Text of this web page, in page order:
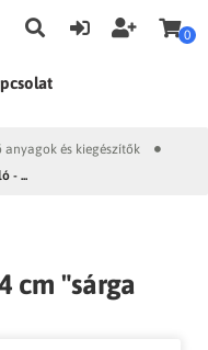
0
anyagok és kiegészítők
- ...
cm "sárga